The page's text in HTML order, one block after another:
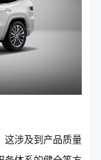
这涉及到产品质量